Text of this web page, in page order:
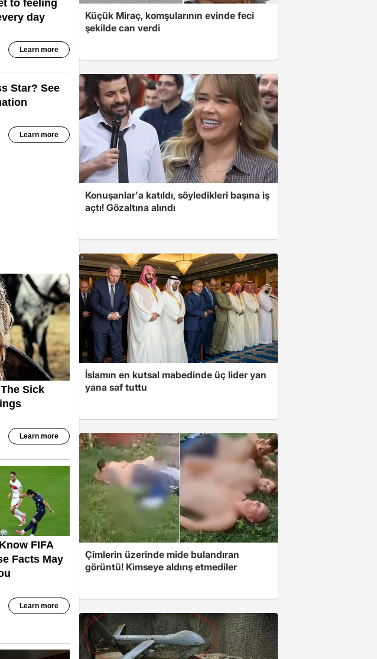
Küçük Miraç, komşularının evinde feci
şekilde can verdi
Konuşanlar'a katıldı, söyledikleri başına iş
açtı! Gözaltına alındı
İslamın en kutsal mabedinde üç lider yan
yana saf tuttu
Çimlerin üzerinde mide bulandıran
görüntü! Kimseye aldırış etmediler